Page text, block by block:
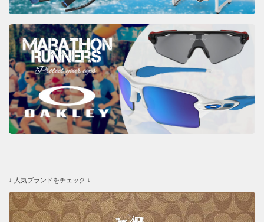
↓ 人気ブランドをチェック ↓